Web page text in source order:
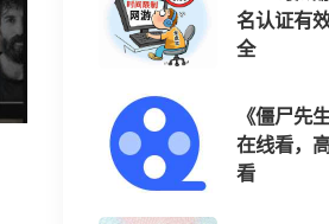
名认证有
全
《僵尸先
在线看，
看